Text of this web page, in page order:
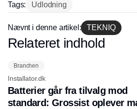
Tags: Udlodning
Nævnt i denne artikel: TEKNIQ
Annonce
Relateret indhold
Branchen
Installator.dk
Batterier går fra tilvalg mod
standard: Grossist oplever